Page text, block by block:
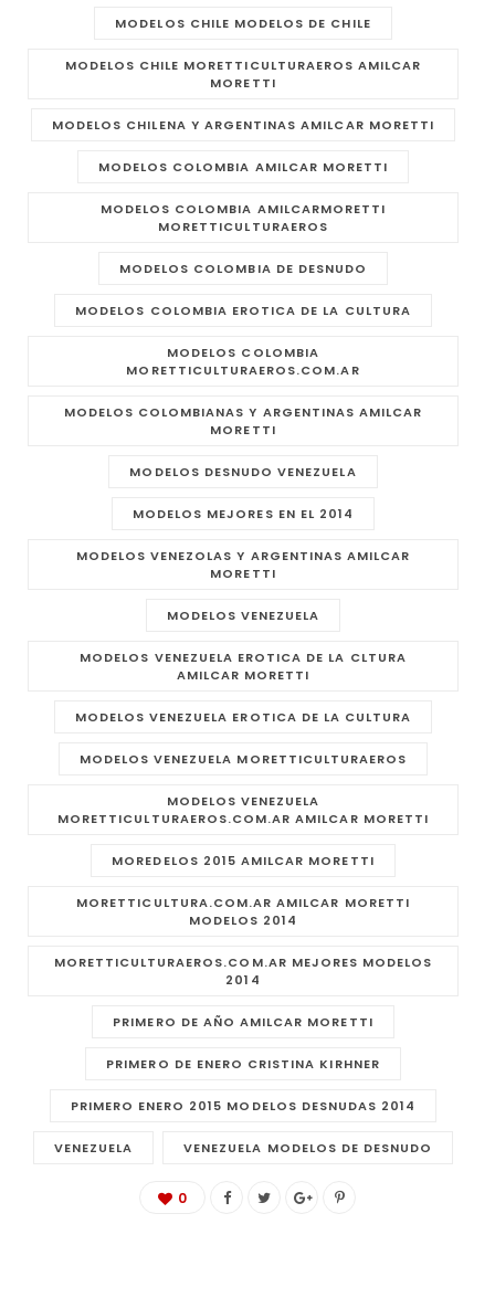
MODELOS CHILE MODELOS DE CHILE
MODELOS CHILE MORETTICULTURAEROS AMILCAR
MORETTI
MODELOS CHILENA Y ARGENTINAS AMILCAR MORETTI
MODELOS COLOMBIA AMILCAR MORETTI
MODELOS COLOMBIA AMILCARMORETTI
MORETTICULTURAEROS
MODELOS COLOMBIA DE DESNUDO
MODELOS COLOMBIA EROTICA DE LA CULTURA
MODELOS COLOMBIA
MORETTICULTURAEROS.COM.AR
MODELOS COLOMBIANAS Y ARGENTINAS AMILCAR
MORETTI
MODELOS DESNUDO VENEZUELA
MODELOS MEJORES EN EL 2014
MODELOS VENEZOLAS Y ARGENTINAS AMILCAR
MORETTI
MODELOS VENEZUELA
MODELOS VENEZUELA EROTICA DE LA CLTURA
AMILCAR MORETTI
MODELOS VENEZUELA EROTICA DE LA CULTURA
MODELOS VENEZUELA MORETTICULTURAEROS
MODELOS VENEZUELA
MORETTICULTURAEROS.COM.AR AMILCAR MORETTI
MOREDELOS 2015 AMILCAR MORETTI
MORETTICULTURA.COM.AR AMILCAR MORETTI
MODELOS 2014
MORETTICULTURAEROS.COM.AR MEJORES MODELOS
2014
PRIMERO DE AÑO AMILCAR MORETTI
PRIMERO DE ENERO CRISTINA KIRHNER
PRIMERO ENERO 2015 MODELOS DESNUDAS 2014
VENEZUELA VENEZUELA MODELOS DE DESNUDO
0